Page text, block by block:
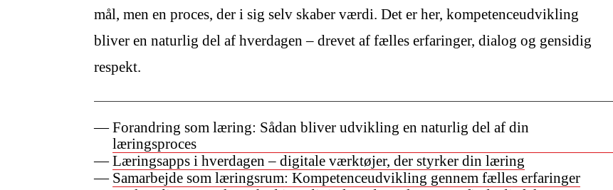
mål, men en proces, der i sig selv skaber værdi. Det er her, kompetenceudvikling
bliver en naturlig del af hverdagen – drevet af fælles erfaringer, dialog og gensidig
respekt.
Forandring som læring: Sådan bliver udvikling en naturlig del af din
læringsproces
Læringsapps i hverdagen – digitale værktøjer, der styrker din læring
Samarbejde som læringsrum: Kompetenceudvikling gennem fælles erfaringer